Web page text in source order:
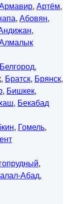
, Артём,
, Абовян,
,
Белгород,
, Братск, Брянск,
, Бишкек,
, Бекабад
, Гомель,
,
Абад,